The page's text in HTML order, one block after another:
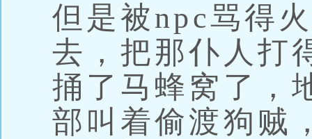
但是被npc骂得
去，把那仆人打
捅了马蜂窝了，
部叫着偷渡狗贼